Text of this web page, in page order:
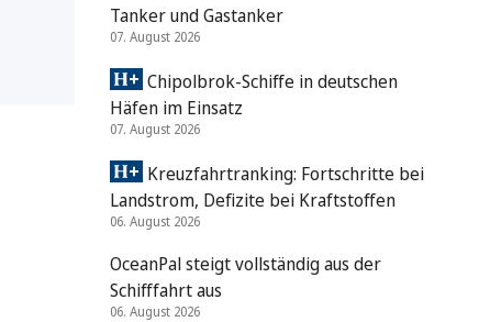
Tanker und Gastanker
07. August 2026
Chipolbrok-Schiffe in deutschen
Häfen im Einsatz
07. August 2026
Kreuzfahrtranking: Fortschritte bei
Landstrom, Defizite bei Kraftstoffen
06. August 2026
OceanPal steigt vollständig aus der
Schifffahrt aus
06. August 2026